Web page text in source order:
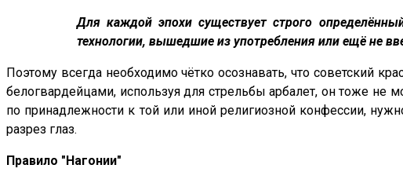
Для каждой эпохи существует строго
технологии, вышедшие из употребления или ещё не
Поэтому всегда необходимо чётко осознавать, что советский
белогвардейцами, используя для стрельбы арбалет, он тоже не
по принадлежности к той или иной религиозной конфессии,
разрез глаз.
Правило "Нагонии"